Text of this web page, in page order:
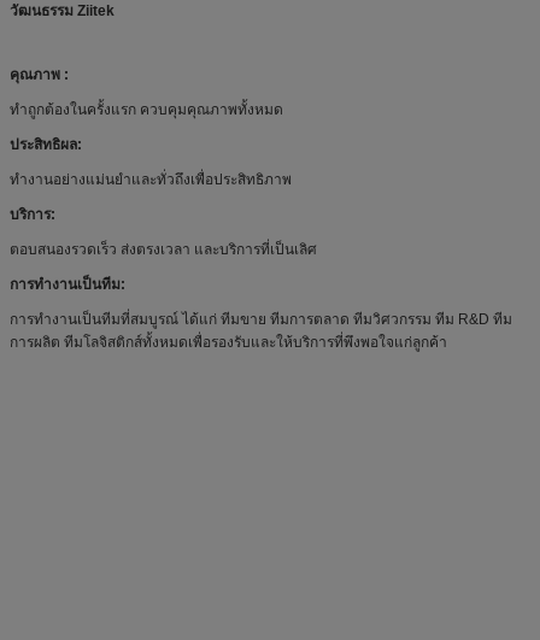
วัฒนธรรม Ziitek
คุณภาพ :
ทำถูกต้องในครั้งแรก ควบคุมคุณภาพทั้งหมด
ประสิทธิผล:
ทำงานอย่างแม่นยำและทั่วถึงเพื่อประสิทธิภาพ
บริการ:
ตอบสนองรวดเร็ว ส่งตรงเวลา และบริการที่เป็นเลิศ
การทำงานเป็นทีม:
การทำงานเป็นทีมที่สมบูรณ์ ได้แก่ ทีมขาย ทีมการตลาด ทีมวิศวกรรม ทีม R&D ทีม
การผลิต ทีมโลจิสติกส์ทั้งหมดเพื่อรองรับและให้บริการที่พึงพอใจแก่ลูกค้า